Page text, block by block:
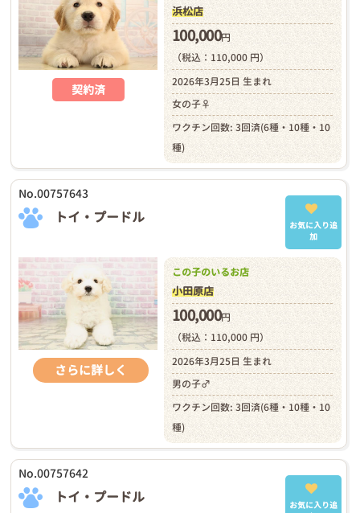
契約済
浜松店
100,000円
（税込：110,000 円）
2026年3月25日 生まれ
女の子♀
ワクチン回数: 3回済(6種・10種・10
種)
No.00757643
トイ・プードル
お気に入り追
加
さらに詳しく
この子のいるお店
小田原店
100,000円
（税込：110,000 円）
2026年3月25日 生まれ
男の子♂
ワクチン回数: 3回済(6種・10種・10
種)
No.00757642
トイ・プードル
お気に入り追